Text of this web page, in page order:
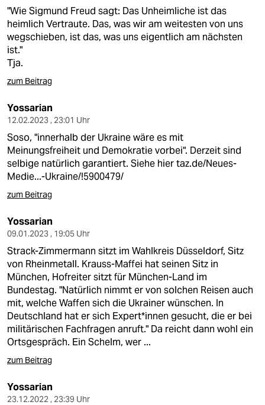
fragen & hilfe
unterstützen
abo
genossenschaft
epaper login
"Wie Sigmund Freud sagt: Das Unheimliche ist das
heimlich Vertraute. Das, was wir am weitesten von uns
wegschieben, ist das, was uns eigentlich am nächsten
ist."
Tja.
zum Beitrag
Yossarian
12.02.2023 , 23:01 Uhr
Soso, "innerhalb der Ukraine wäre es mit
Meinungsfreiheit und Demokratie vorbei". Derzeit sind
selbige natürlich garantiert. Siehe hiertaz.de/Neues-
Medie...-Ukraine/!5900479/
zum Beitrag
Yossarian
09.01.2023 , 19:05 Uhr
Strack-Zimmermann sitzt im Wahlkreis Düsseldorf, Sitz
von Rheinmetall. Krauss-Maffei hat seinen Sitz in
München, Hofreiter sitzt für München-Land im
Bundestag. "Natürlich nimmt er von solchen Reisen auch
mit, welche Waffen sich die Ukrainer wünschen. In
Deutschland hat er sich Ex­per­t*in­nen gesucht, die er bei
militärischen Fachfragen anruft." Da reicht dann wohl ein
Ortsgespräch. Ein Schelm, wer ...
zum Beitrag
Yossarian
23.12.2022 , 23:39 Uhr